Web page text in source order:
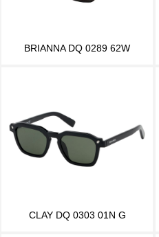
BRIANNA DQ 0289 62W
CLAY DQ 0303 01N G